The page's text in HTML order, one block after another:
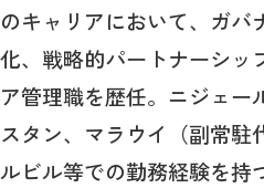
のキャリアにおいて、ガバ
化、戦略的パートナーシッ
ア管理職を歴任。ニジェー
スタン、マラウイ（副常駐
ルビル等での勤務経験を持